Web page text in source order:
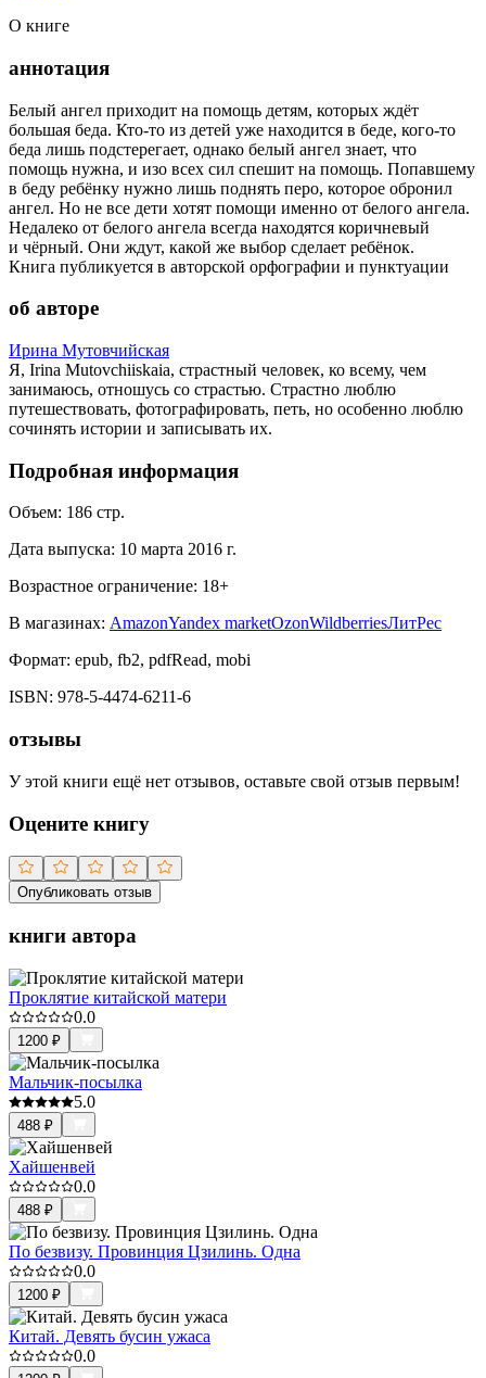
О книге
аннотация
Белый ангел приходит на помощь детям, которых ждёт
большая беда. Кто-то из детей уже находится в беде, кого-то
беда лишь подстерегает, однако белый ангел знает, что
помощь нужна, и изо всех сил спешит на помощь. Попавшему
в беду ребёнку нужно лишь поднять перо, которое обронил
ангел. Но не все дети хотят помощи именно от белого ангела.
Недалеко от белого ангела всегда находятся коричневый
и чёрный. Они ждут, какой же выбор сделает ребёнок.
Книга публикуется в авторской орфографии и пунктуации
об авторе
Ирина Мутовчийская
Я, Irina Mutovchiiskaia, страстный человек, ко всему, чем
занимаюсь, отношусь со страстью. Страстно люблю
путешествовать, фотографировать, петь, но особенно люблю
сочинять истории и записывать их.
Подробная информация
Объем: 186 стр.
Дата выпуска: 10 марта 2016 г.
Возрастное ограничение: 18+
В магазинах: AmazonYandex marketOzonWildberriesЛитРес
Формат: epub, fb2, pdfRead, mobi
ISBN: 978-5-4474-6211-6
отзывы
У этой книги ещё нет отзывов, оставьте свой отзыв первым!
Оцените книгу
Опубликовать отзыв
книги автора
Проклятие китайской матери
0.0
1200 ₽
Мальчик-посылка
5.0
488 ₽
Хайшенвей
0.0
488 ₽
По безвизу. Провинция Цзилинь. Одна
0.0
1200 ₽
Китай. Девять бусин ужаса
0.0